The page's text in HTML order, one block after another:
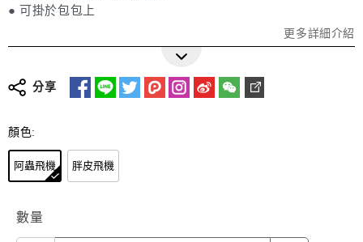
● 可掛於包包上
更多詳細介紹
分享
顏色:
阿蟲飛機 胖皮飛機
數量